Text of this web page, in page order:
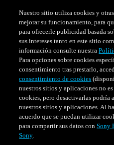
PELÍCULASSERIESHORARIO
Venezuela
Nuestro sitio utiliza cookies y
mejorar su funcionamiento, para
para ofrecerle publicidad basada
sus intereses tanto en este sitio
información consulte nuestra
Para opciones sobre cookies
consentimiento tras prestarlo,
consentimiento de cookies
nuestros sitios y aplicaciones no
cookies, pero desactivarlas podría
nuestros sitios y aplicaciones. Al
acuerdo que se puedan utilizar
para compartir sus datos conSony
Sony.